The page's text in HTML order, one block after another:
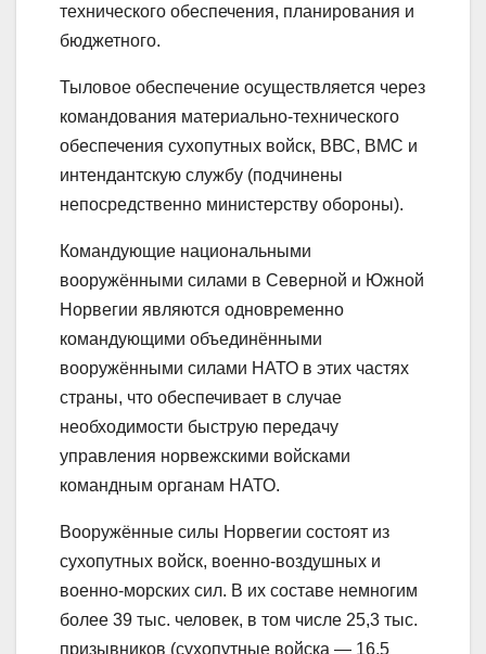
технического обеспечения, планирования и
бюджетного.
Тыловое обеспечение осуществляется через
командования материально-технического
обеспечения сухопутных войск, ВВС, ВМС и
интендантскую службу (подчинены
непосредственно министерству обороны).
Командующие национальными
вооружёнными силами в Северной и Южной
Норвегии являются одновременно
командующими объединёнными
вооружёнными силами НАТО в этих частях
страны, что обеспечивает в случае
необходимости быструю передачу
управления норвежскими войсками
командным органам НАТО.
Вооружённые силы Норвегии состоят из
сухопутных войск, военно-воздушных и
военно-морских сил. В их составе немногим
более 39 тыс. человек, в том числе 25,3 тыс.
призывников (сухопутные войска — 16,5